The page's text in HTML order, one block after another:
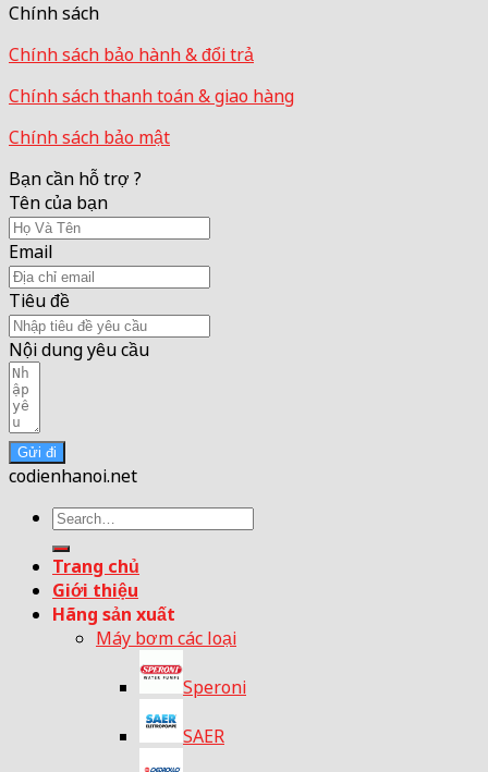
Chính sách
Chính sách bảo hành & đổi trả
Chính sách thanh toán & giao hàng
Chính sách bảo mật
Bạn cần hỗ trợ ?
Tên của bạn
Email
Tiêu đề
Nội dung yêu cầu
Gửi đi
codienhanoi.net
Search
for:
Trang chủ
Giới thiệu
Hãng sản xuất
Máy bơm các loại
Speroni
SAER